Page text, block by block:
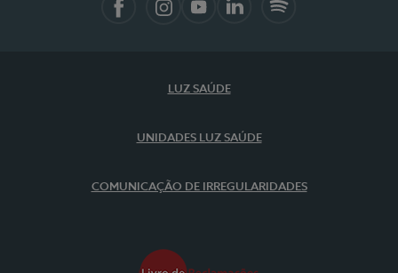
LUZ SAÚDE
UNIDADES LUZ SAÚDE
COMUNICAÇÃO DE IRREGULARIDADES